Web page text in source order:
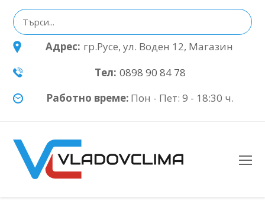
Адрес: гр.Русе, ул. Воден 12, Магазин
Тел: 0898 90 84 78
Работно време: Пон - Пет: 9 - 18:30 ч.